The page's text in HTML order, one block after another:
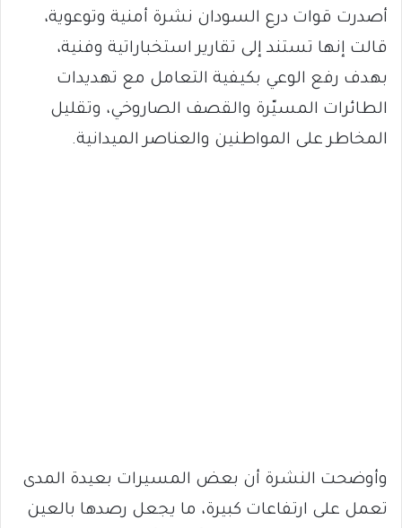
أصدرت قوات درع السودان نشرة أمنية وتوعوية،
قالت إنها تستند إلى تقارير استخباراتية وفنية،
بهدف رفع الوعي بكيفية التعامل مع تهديدات
الطائرات المسيّرة والقصف الصاروخي، وتقليل
المخاطر على المواطنين والعناصر الميدانية.
وأوضحت النشرة أن بعض المسيرات بعيدة المدى
تعمل على ارتفاعات كبيرة، ما يجعل رصدها بالعين